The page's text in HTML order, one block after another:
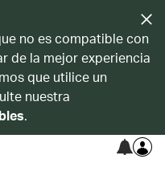
no es compatible con
de la mejor experiencia
que utilice un
nuestra
.